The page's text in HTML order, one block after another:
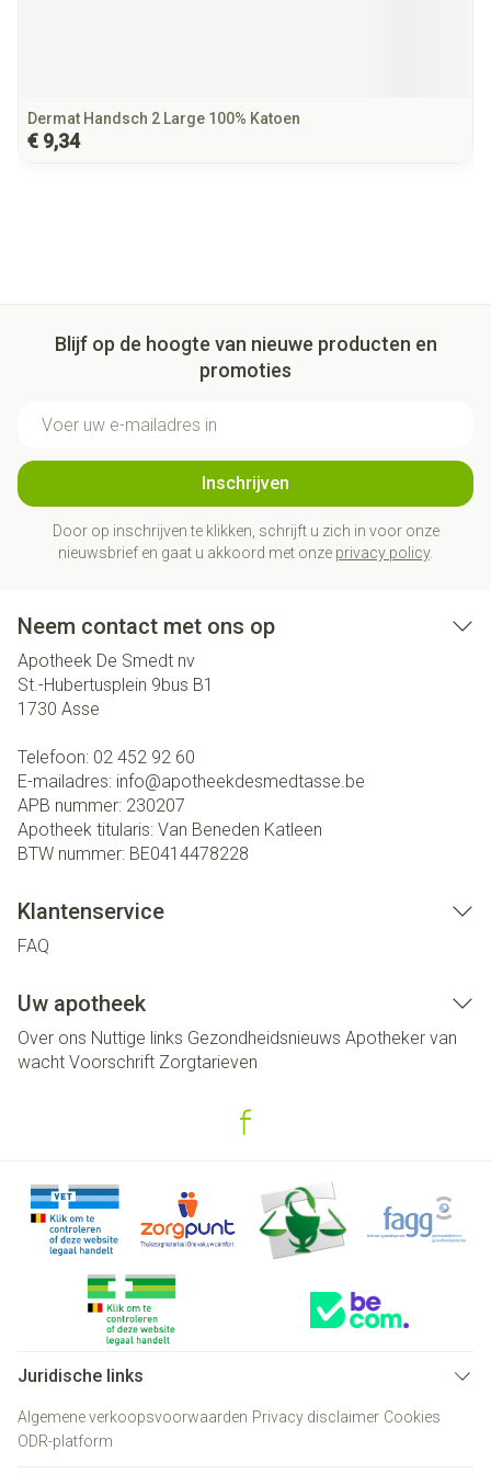
Dermat Handsch 2 Large 100% Katoen
€ 9,34
Blijf op de hoogte van nieuwe producten en
promoties
Inschrijven
Door op inschrijven te klikken, schrijft u zich in voor onze
nieuwsbrief en gaat u akkoord met onze privacy policy.
Neem contact met ons op
Apotheek De Smedt nv
St.-Hubertusplein 9bus B1
1730 Asse
Telefoon: 02 452 92 60
E-mailadres: info@apotheekdesmedtasse.be
APB nummer: 230207
Apotheek titularis: Van Beneden Katleen
BTW nummer: BE0414478228
Klantenservice
FAQ
Uw apotheek
Over ons Nuttige links Gezondheidsnieuws Apotheker van
wacht Voorschrift Zorgtarieven
Juridische links
Algemene verkoopsvoorwaarden Privacy disclaimer Cookies
ODR-platform